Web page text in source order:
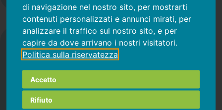
di navigazione nel nostro sito, per mostrarti
contenuti personalizzati e annunci mirati, per
analizzare il traffico sul nostro sito, e per
capire da dove arrivano i nostri visitatori.
Politica sulla riservatezza
Accetto
Rifiuto
Referto medico
Metabolic Recaller Program
l’infiammazione da cibo e zuccheri,
aiutandoti aprevenirel’eccesso di
colesterolo. Misurare è meglio che supporre